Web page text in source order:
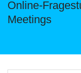
Online-
Meetings